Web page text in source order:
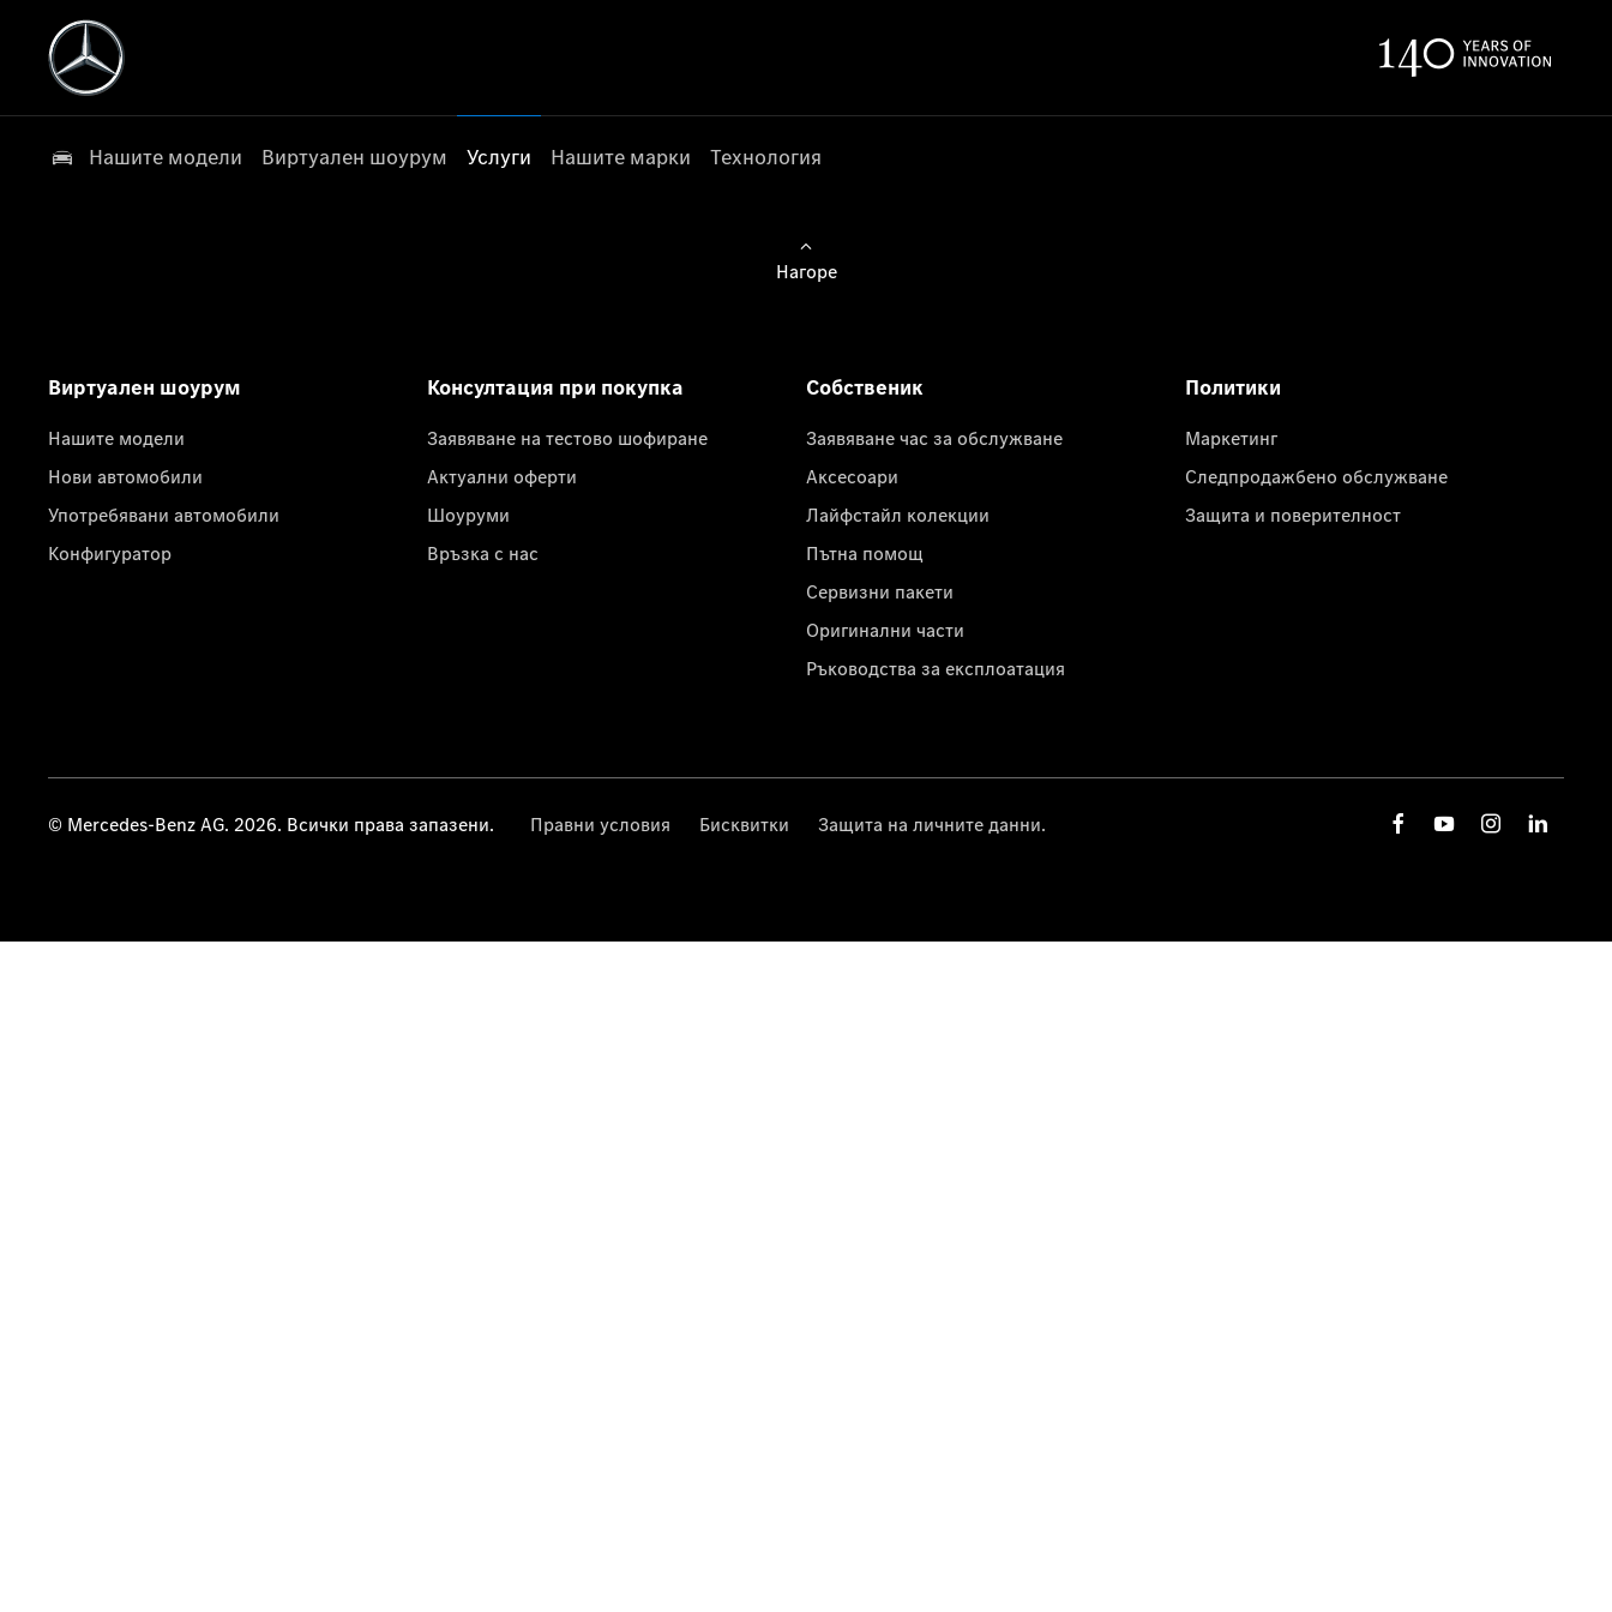
Нашите модели Виртуален шоурум Услуги Нашите марки Технология
Нагоре
Виртуален шоурум
Нашите модели
Нови автомобили
Употребявани автомобили
Конфигуратор
Консултация при покупка
Заявяване на тестово шофиране
Актуални оферти
Шоуруми
Връзка с нас
Собственик
Заявяване час за обслужване
Аксесоари
Лайфстайл колекции
Пътна помощ
Сервизни пакети
Оригинални части
Ръководства за експлоатация
Политики
Маркетинг
Следпродажбено обслужване
Защита и поверителност
© Mercedes-Benz AG. 2026. Всички права запазени. Правни условия Бисквитки Защита на личните данни.